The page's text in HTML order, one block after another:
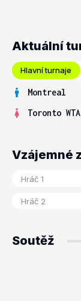
Aktuální
Hlavní turnaje
Montreal
Toronto WTA
Vzájemné
Soutěž